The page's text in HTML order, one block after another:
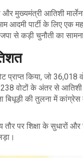
और मुख्यमंत्री आतिशी
पार्टी के लिए एक
से कड़ी चुनौती का
किया, जो 36,018
238 वोटों के अंतर से
बिधूड़ी की तुलना में
पर शिक्षा के सुधारों और